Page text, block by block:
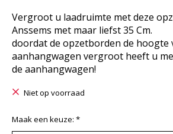
Vergroot u laadruimte met deze
Anssems met maar liefst 35 Cm.
doordat de opzetborden de hoogte
aanhangwagen vergroot heeft u
de aanhangwagen!
Niet op voorraad
Maak een keuze: *